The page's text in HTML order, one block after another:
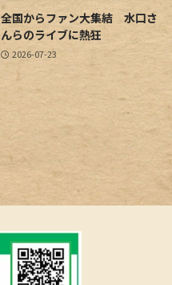
全国からファン大集結 水口さ
んらのライブに熱狂
2026-07-23